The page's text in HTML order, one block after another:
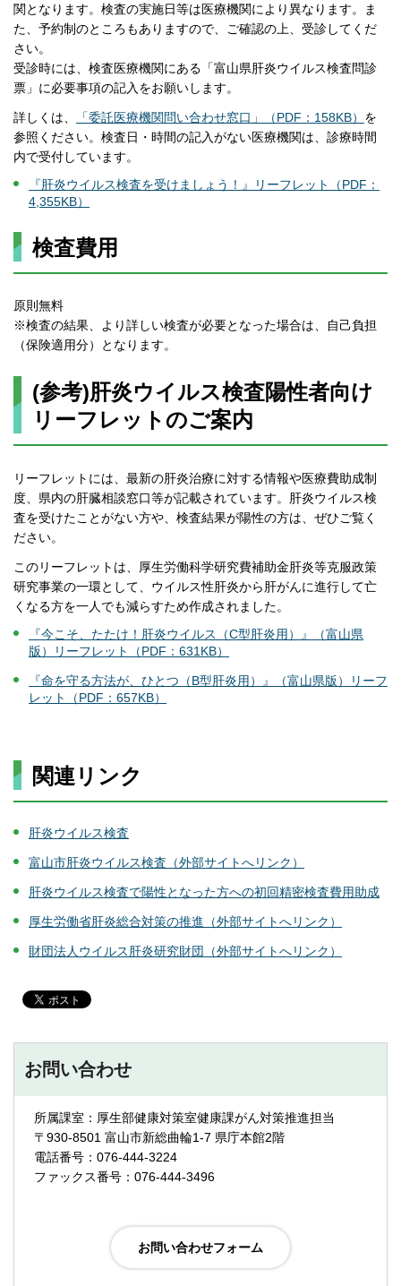
関となります。検査の実施日等は医療機関により異なります。ま
た、予約制のところもありますので、ご確認の上、受診してくだ
さい。
受診時には、検査医療機関にある「富山県肝炎ウイルス検査問診
票」に必要事項の記入をお願いします。
詳しくは、 「委託医療機関問い合わせ窓口」（PDF：158KB） を
参照ください。検査日・時間の記入がない医療機関は、診療時間
内で受付しています。
『肝炎ウイルス検査を受けましょう！』リーフレット（PDF：
4,355KB）
検査費用
原則無料
※検査の結果、より詳しい検査が必要となった場合は、自己負担
（保険適用分）となります。
(参考)肝炎ウイルス検査陽性者向け
リーフレットのご案内
リーフレットには、最新の肝炎治療に対する情報や医療費助成制
度、県内の肝臓相談窓口等が記載されています。肝炎ウイルス検
査を受けたことがない方や、検査結果が陽性の方は、ぜひご覧く
ださい。
このリーフレットは、厚生労働科学研究費補助金肝炎等克服政策
研究事業の一環として、ウイルス性肝炎から肝がんに進行して亡
くなる方を一人でも減らすため作成されました。
『今こそ、たたけ！肝炎ウイルス（C型肝炎用）』（富山県
版）リーフレット（PDF：631KB）
『命を守る方法が、ひとつ（B型肝炎用）』（富山県版）リーフ
レット（PDF：657KB）
関連リンク
肝炎ウイルス検査
富山市肝炎ウイルス検査（外部サイトへリンク）
肝炎ウイルス検査で陽性となった方への初回精密検査費用助成
厚生労働省肝炎総合対策の推進（外部サイトへリンク）
財団法人ウイルス肝炎研究財団（外部サイトへリンク）
お問い合わせ
所属課室：厚生部健康対策室健康課がん対策推進担当
〒930-8501 富山市新総曲輪1-7 県庁本館2階
電話番号：076-444-3224
ファックス番号：076-444-3496